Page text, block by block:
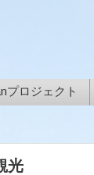
プロジェクト
光